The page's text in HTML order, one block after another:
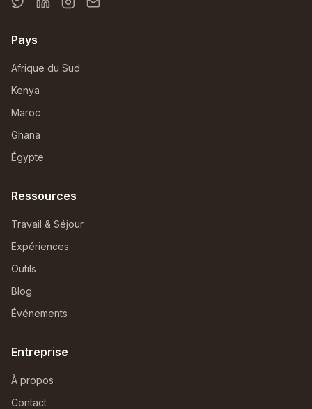
Pays
Afrique du Sud
Kenya
Maroc
Ghana
Égypte
Ressources
Travail & Séjour
Expériences
Outils
Blog
Événements
Entreprise
À propos
Contact